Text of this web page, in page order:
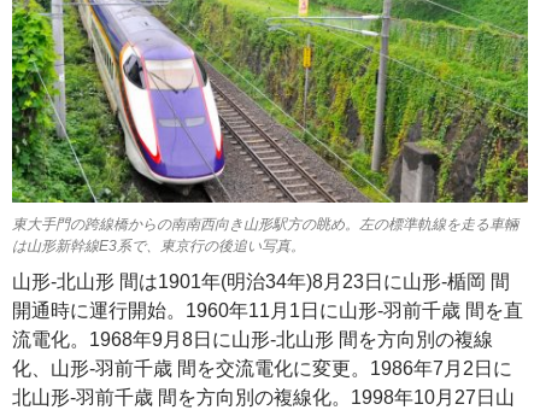
東大手門の跨線橋からの南南西向き山形駅方の眺め。左の標準軌線を走る車輛
は山形新幹線E3系で、東京行の後追い写真。
山形-北山形 間は1901年(明治34年)8月23日に山形-楯岡 間
開通時に運行開始。1960年11月1日に山形-羽前千歳 間を直
流電化。1968年9月8日に山形-北山形 間を方向別の複線
化、山形-羽前千歳 間を交流電化に変更。1986年7月2日に
北山形-羽前千歳 間を方向別の複線化。1998年10月27日山